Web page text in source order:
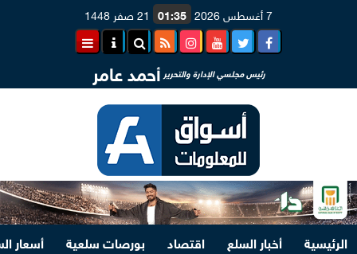
7 أغسطس 2026 01:35 21 صفر 1448
رئيس مجلسي الإدارة والتحرير أحمد عامر
الرئيسية أخبار السلع اقتصاد بورصات سلعية
أسعار